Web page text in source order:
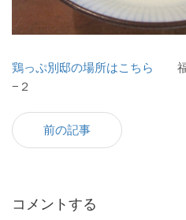
鶏っぷ別邸の場所はこちら
福
−２
前の記事
コメントする